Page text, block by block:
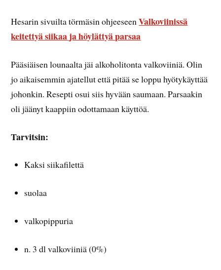
Hesarin sivuilta törmäsin ohjeeseenValkoviinissä
keitettyä siikaa ja höylättyä parsaa
Pääsiäisen lounaalta jäi alkoholitonta valkoviiniä. Olin
jo aikaisemmin ajatellut että pitää se loppu hyötykäyttää
johonkin. Resepti osui siis hyvään saumaan. Parsaakin
oli jäänyt kaappiin odottamaan käyttöä.
Tarvitsin:
Kaksi siikafilettä
suolaa
valkopippuria
n. 3 dl valkoviiniä (0%)